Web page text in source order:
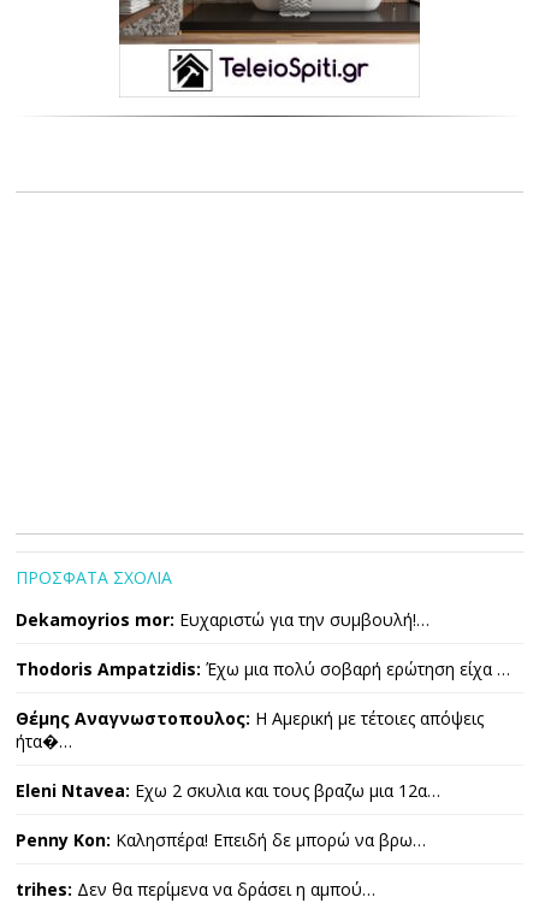
ΠΡΟΣΦΑΤΑ ΣΧΟΛΙΑ
Dekamoyrios mor: Ευχαριστώ για την συμβουλή!…
Thodoris Ampatzidis: Έχω μια πολύ σοβαρή ερώτηση είχα …
Θέμης Αναγνωστοπουλος: Η Αμερική με τέτοιες απόψεις
ήτα�…
Eleni Ntavea: Εχω 2 σκυλια και τους βραζω μια 12α…
Penny Kon: Καλησπέρα! Επειδή δε μπορώ να βρω…
trihes: Δεν θα περίμενα να δράσει η αμπού…